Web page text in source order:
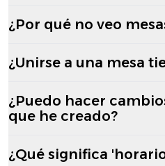
¿Por qué no veo
¿Unirse a una mesa
¿Puedo hacer
que he creado?
¿Qué significa